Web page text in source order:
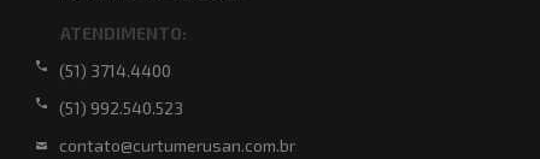
ATENDIMENTO:
(51) 3714.4400
(51) 992.540.523
contato@curtumerusan.com.br